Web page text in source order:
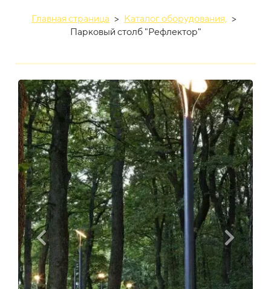
Главная страница > Каталог оборудования, >
Парковый столб "Рефлектор"